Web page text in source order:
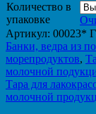
Количество в
упаковке
Артикул: 00023*
Банки, ведра из
морепродуктов,
молочной
Тара для
молочной